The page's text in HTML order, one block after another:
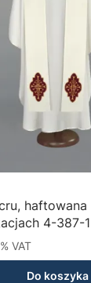
4-387-1
VAT
Do koszyka